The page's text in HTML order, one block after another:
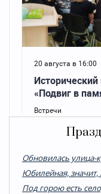
Обновилась улица-
Юбилейная, значит,
Под горою есть